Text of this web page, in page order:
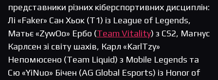
представники різних кіберспортивних дисциплін:
Лі «Faker» Сан Хьок (T1) із League of Legends,
Матьє «ZywOo» Ербо (Team Vitality) з CS2, Магнус
Карлсен зі світу шахів, Карл «KarlTzy»
Непомюсено (Team Liquid) з Mobile Legends та
Сю «YiNuo» Бічен (AG Global Esports) із Honor of